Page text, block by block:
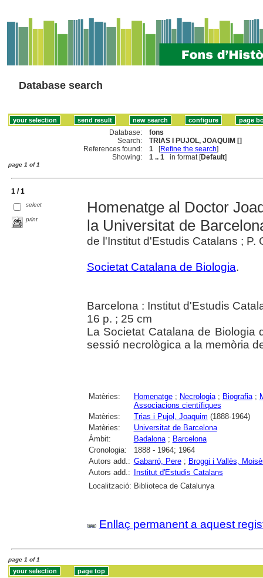
Database search
Database:
fons
Search:
TRIAS I PUJOL, JOAQUIM []
References found:
1 [Refine the search]
Showing:
1 .. 1 in format [Default]
page 1 of 1
1 / 1
select
print
Homenatge al Doctor
la Universitat de
de l'Institut d'Estudis Catalans ; P.
Societat Catalana de Biologia.
Barcelona : Institut d'Estudis
16 p. ; 25 cm
La Societat Catalana de
sessió necrològica a la memòria
Matèries: Homenatge; Necrologia; Biografia;
Associacions científiques
Matèries:
Trias i Pujol, Joaquim (1888-1964)
Matèries:
Universitat de Barcelona
Àmbit:
Badalona; Barcelona
Cronologia:
1888 - 1964; 1964
Autors add.: Gabarró, Pere; Broggi i Vallès,
Autors add.:
Institut d'Estudis Catalans
Localització: Biblioteca de Catalunya
Enllaç permanent a aquest
page 1 of 1